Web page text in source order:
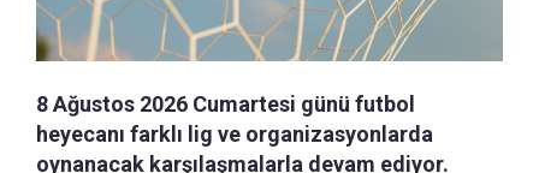
8 Ağustos 2026 Cumartesi günü futbol
heyecanı farklı lig ve organizasyonlarda
oynanacak karşılaşmalarla devam ediyor.